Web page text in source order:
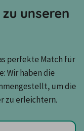
unseren
perfekte Match für
Wir haben die
um die
zu erleichtern.